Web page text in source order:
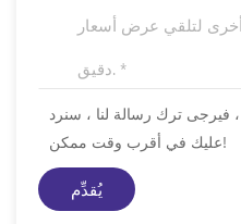
فيرجى ترك رسالة لنا ، سنرد
عليك في أقرب وقت ممكن!